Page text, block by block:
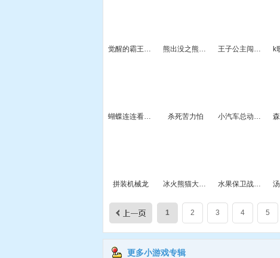
觉醒的霸王龙无敌版 熊出没之熊大看牙医 王子公主闯鬼城
蝴蝶连连看HD 杀死苦力怕 小汽车总动员6
拼装机械龙 冰火熊猫大冒险2无敌版 水果保卫战2无敌版
1 2 3 4 5
更多小游戏专辑